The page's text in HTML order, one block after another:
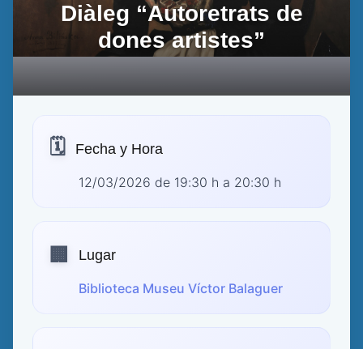
Diàleg “Autoretrats de
dones artistes”
🗓️ Fecha y Hora
12/03/2026 de 19:30 h a 20:30 h
🏢 Lugar
Biblioteca Museu Víctor Balaguer